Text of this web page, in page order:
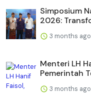
Simposium
2026:
3 months ago
Menteri LH
Pemerintah
3 months ago